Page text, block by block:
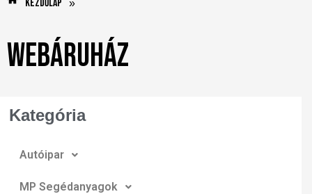
Kezdőlap »
Webáruház
Kategória
Autóipar
MP Segédanyagok